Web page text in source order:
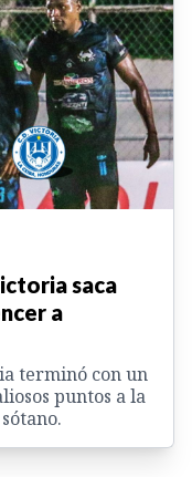
saca
a
terminó con un
puntos a la